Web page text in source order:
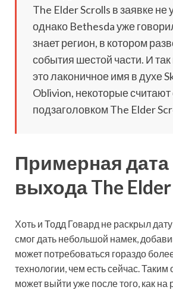
The Elder Scrolls в заявке не
однако Bethesda уже
знает регион, в котором
события шестой части. И
это лаконичное имя в духе
Oblivion, некоторые считают
подзаголовком The Elder
Примерная дата
выхода The Elder
Хоть и Тодд Говард не раскрыл
смог дать небольшой намек,
может потребоваться гораздо
технологии, чем есть сейчас. Таким
может выйти уже после того, как на